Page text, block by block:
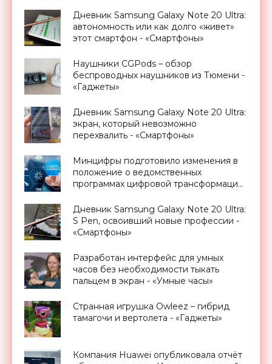
Дневник Samsung Galaxy Note 20 Ultra:
автономность или как долго «живет»
этот смартфон - «Смартфоны»
Наушники CGPods – обзор
беспроводных наушников из Тюмени -
«Гаджеты»
Дневник Samsung Galaxy Note 20 Ultra:
экран, который невозможно
перехвалить - «Смартфоны»
Минцифры подготовило изменения в
положение о ведомственных
программах цифровой трансформации
Дневник Samsung Galaxy Note 20 Ultra:
S Pen, освоивший новые профессии -
«Смартфоны»
Разработан интерфейс для умных
часов без необходимости тыкать
пальцем в экран - «Умные часы»
Странная игрушка Owleez – гибрид
тамагочи и вертолета - «Гаджеты»
Компания Huawei опубликовала отчёт